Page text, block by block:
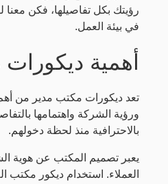
رؤيتك بكل تفاصيلها، فكن معنا
في بيئة العمل.
أهمية
تعد ديكورات مكتب مدير من أهم
ورؤية الشركة واهتمامها
بالاحترافية منذ لحظة دخولهم.
يعبر تصميم المكتب عن هوية
العملاء. استخدام ديكور مكتب